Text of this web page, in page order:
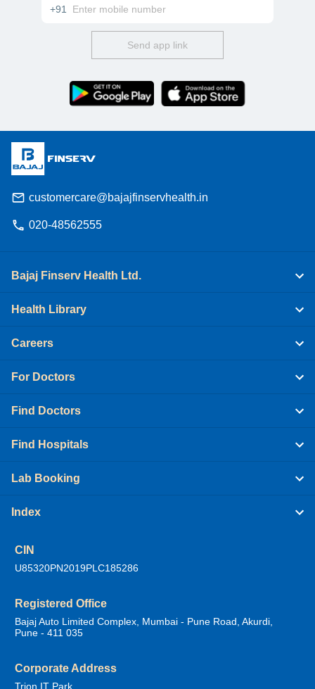
+91
Send app link
customercare@bajajfinservhealth.in
020-48562555
Bajaj Finserv Health Ltd.
Health Library
Careers
For Doctors
Find Doctors
Find Hospitals
Lab Booking
Index
CIN
U85320PN2019PLC185286
Registered Office
Bajaj Auto Limited Complex, Mumbai - Pune Road, Akurdi,
Pune - 411 035
Corporate Address
Trion IT Park,